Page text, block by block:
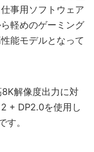
事用ソフトウェア
軽めのゲーミング
能モデルとなって
解像度出力に対
+ DP2.0を使用し
す。